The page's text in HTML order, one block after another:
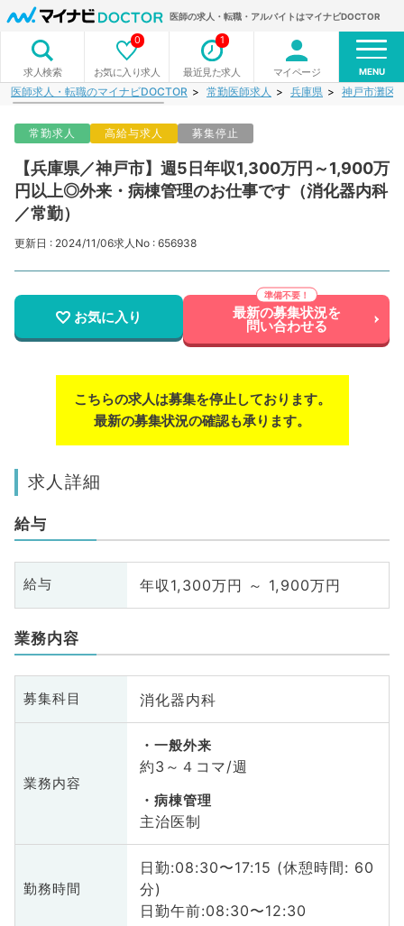
医師の求人・転職・アルバイトはマイナビDOCTOR
求人検索 お気に入り求人
0
最近見た求人
1
マイページ MENU
医師求人・転職のマイナビDOCTOR 常勤医師求人 兵庫県 神戸市灘区
常勤求人 高給与求人 募集停止
【兵庫県／神戸市】週5日年収1,300万円～1,900万
円以上◎外来・病棟管理のお仕事です（消化器内科
／常勤）
更新日 : 2024/11/06求人No : 656938
お気に入り 最新の募集状況を
問い合わせる
こちらの求人は募集を停止しております。
最新の募集状況の確認も承ります。
求人詳細
給与
給与 年収1,300万円 ～ 1,900万円
業務内容
募集科目 消化器内科
業務内容
一般外来
約3～４コマ/週
病棟管理
主治医制
勤務時間
日勤:08:30〜17:15 (休憩時間: 60
分)
日勤午前:08:30〜12:30